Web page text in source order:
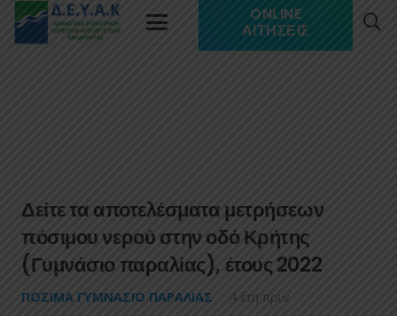
ONLINE
ΑΙΤΉΣΕΙΣ
Δείτε τα αποτελέσματα μετρήσεων
πόσιμου νερού στην οδό Κρήτης
(Γυμνάσιο παραλίας), έτους 2022
ΠΌΣΙΜΑ ΓΥΜΝΆΣΙΟ ΠΑΡΑΛΊΑΣ 4 έτη πριν